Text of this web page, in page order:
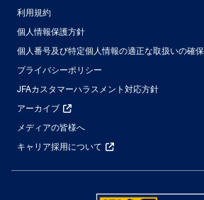
利用規約
個人情報保護方針
個人番号及び特定個人情報の適正な取扱いの確
プライバシーポリシー
JFAカスタマーハラスメント対応方針
アーカイブ
メディアの皆様へ
キャリア採用について